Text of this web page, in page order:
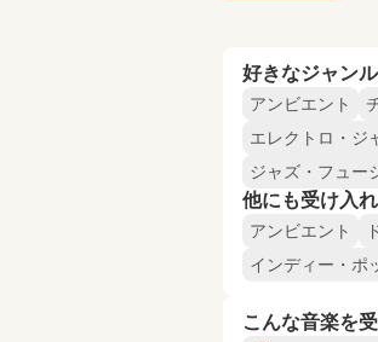
好きなジャンル
アンビエント
エレクトロ・ジ
ジャズ・フュー
他にも受け入
アンビエント
インディー・ポ
こんな音楽を